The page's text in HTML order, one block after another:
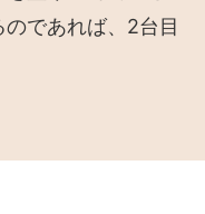
であれば、2台目